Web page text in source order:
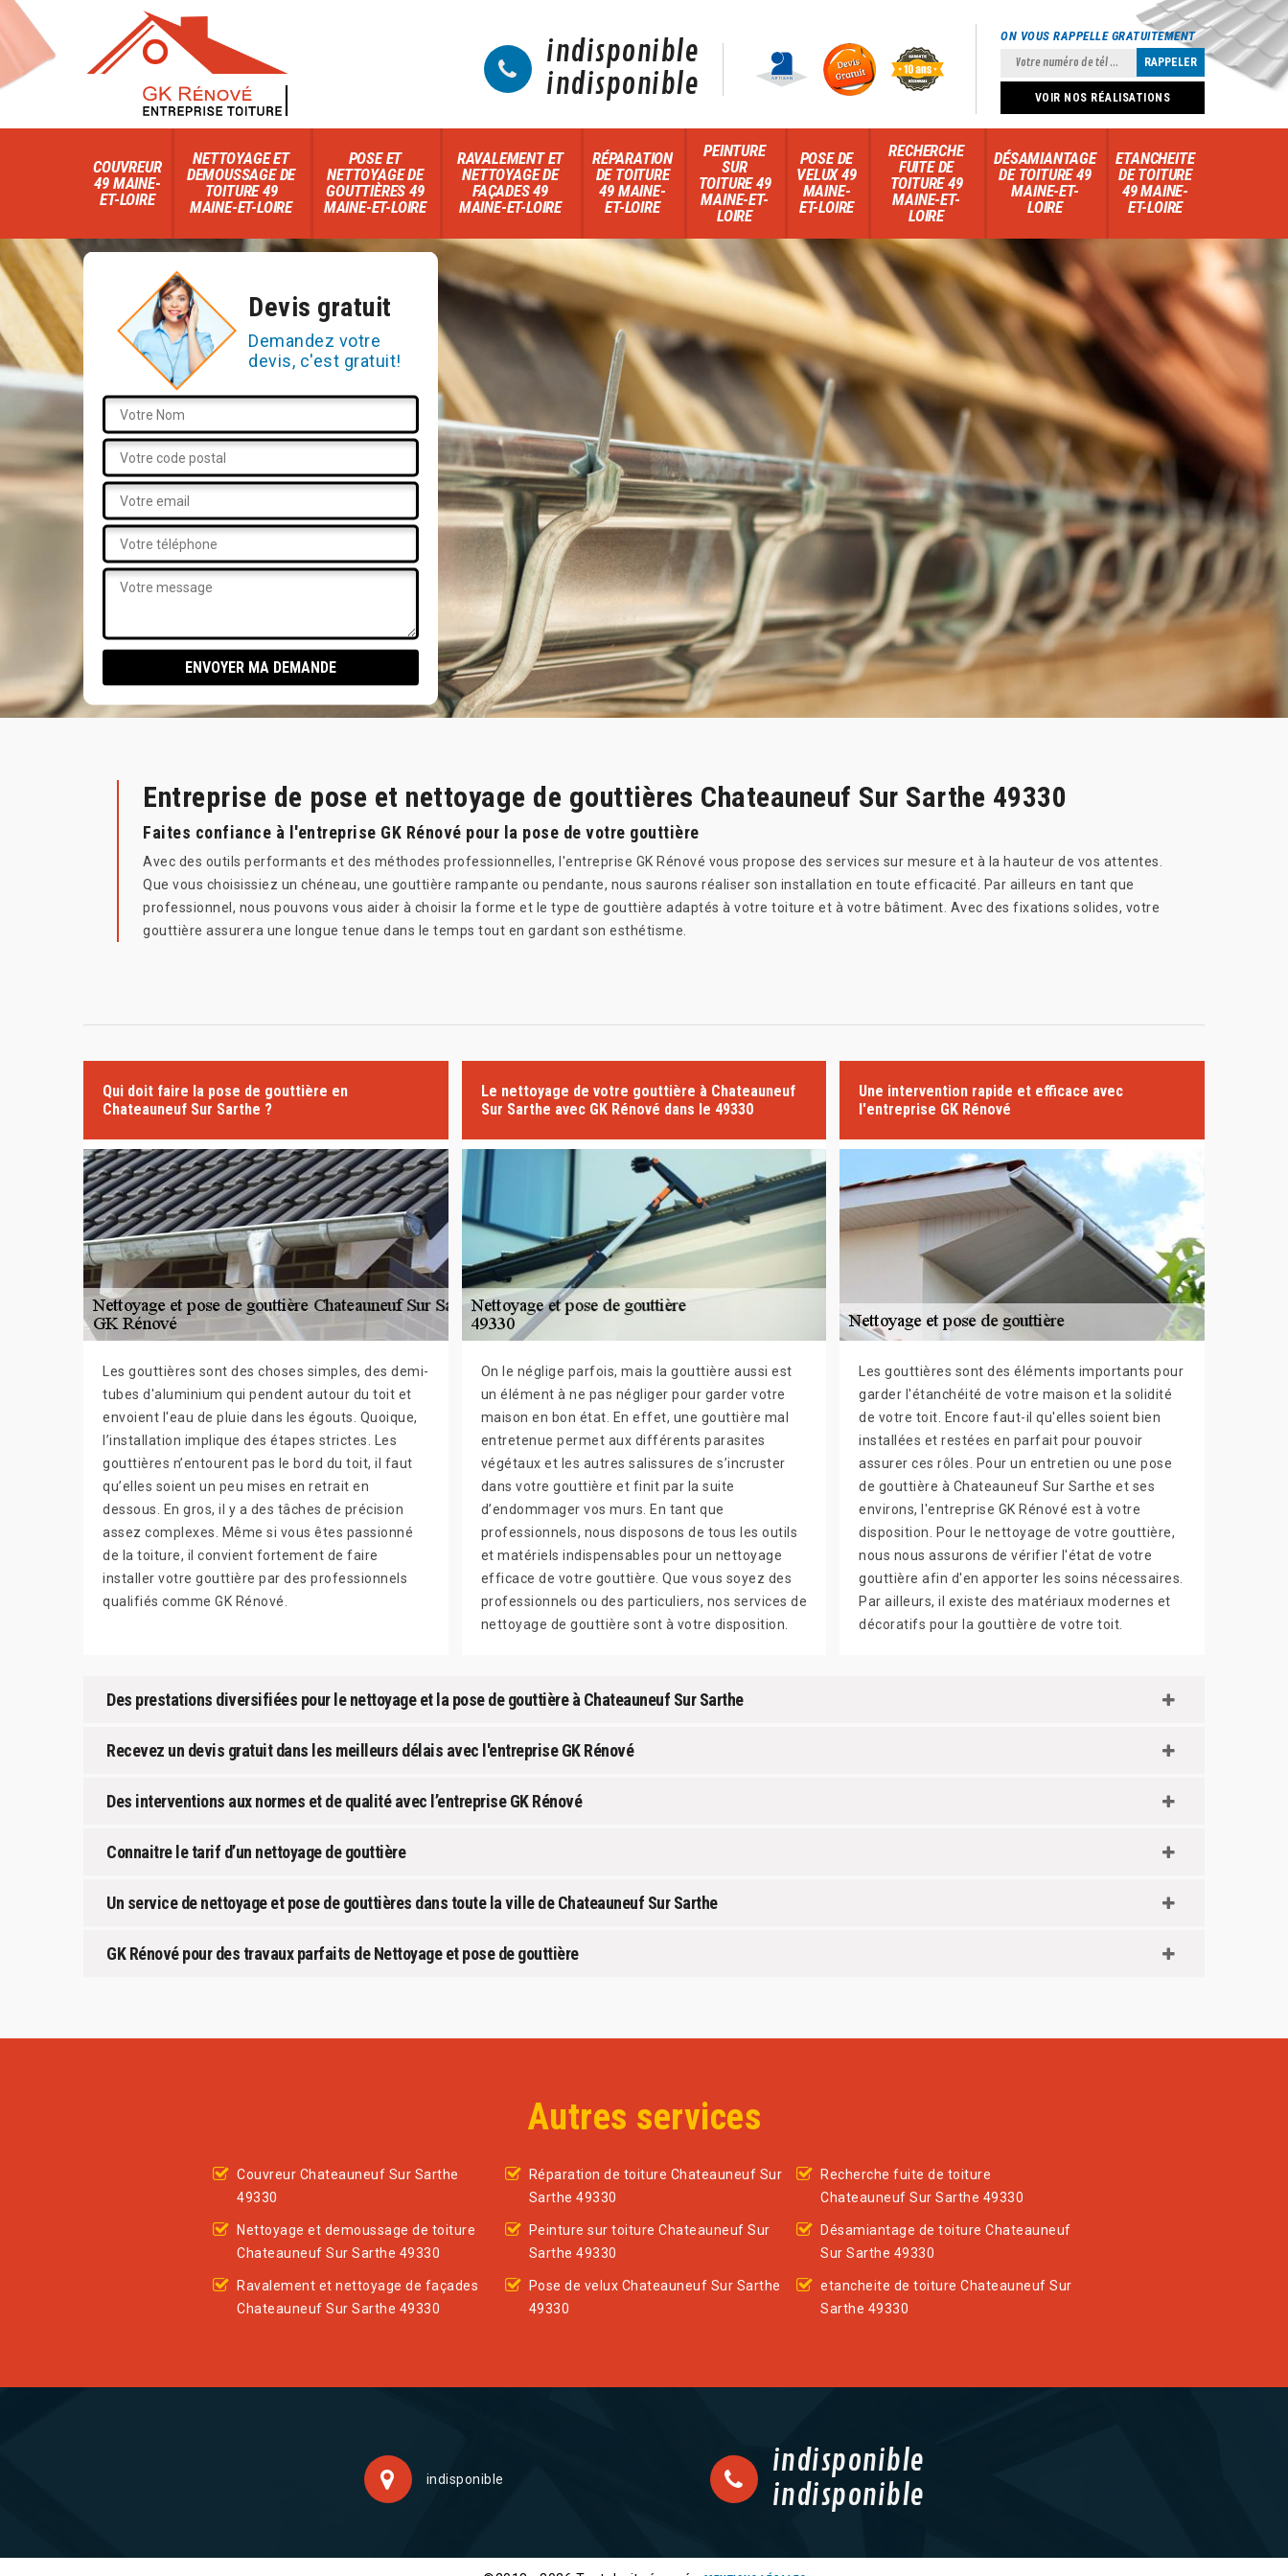
indisponible
indisponible
ON VOUS RAPPELLE GRATUITEMENT
VOIR NOS RÉALISATIONS
COUVREUR
49 MAINE-
ET-LOIRE
NETTOYAGE ET
DEMOUSSAGE DE
TOITURE 49
MAINE-ET-LOIRE
POSE ET
NETTOYAGE DE
GOUTTIÈRES 49
MAINE-ET-LOIRE
RAVALEMENT ET
NETTOYAGE DE
FAÇADES 49
MAINE-ET-LOIRE
RÉPARATION
DE TOITURE
49 MAINE-
ET-LOIRE
PEINTURE
SUR
TOITURE 49
MAINE-ET-
LOIRE
POSE DE
VELUX 49
MAINE-
ET-LOIRE
RECHERCHE
FUITE DE
TOITURE 49
MAINE-ET-
LOIRE
DÉSAMIANTAGE
DE TOITURE 49
MAINE-ET-
LOIRE
ETANCHEITE
DE TOITURE
49 MAINE-
ET-LOIRE
Devis gratuit
Demandez votre
devis, c'est gratuit!
Entreprise de pose et nettoyage de gouttières Chateauneuf Sur Sarthe 49330
Faites confiance à l'entreprise GK Rénové pour la pose de votre gouttière
Avec des outils performants et des méthodes professionnelles, l'entreprise GK Rénové vous propose des services sur mesure et à la hauteur de vos attentes.
Que vous choisissiez un chéneau, une gouttière rampante ou pendante, nous saurons réaliser son installation en toute efficacité. Par ailleurs en tant que
professionnel, nous pouvons vous aider à choisir la forme et le type de gouttière adaptés à votre toiture et à votre bâtiment. Avec des fixations solides, votre
gouttière assurera une longue tenue dans le temps tout en gardant son esthétisme.
Qui doit faire la pose de gouttière en
Chateauneuf Sur Sarthe ?
Les gouttières sont des choses simples, des demi-
tubes d'aluminium qui pendent autour du toit et
envoient l'eau de pluie dans les égouts. Quoique,
l’installation implique des étapes strictes. Les
gouttières n’entourent pas le bord du toit, il faut
qu’elles soient un peu mises en retrait en
dessous. En gros, il y a des tâches de précision
assez complexes. Même si vous êtes passionné
de la toiture, il convient fortement de faire
installer votre gouttière par des professionnels
qualifiés comme GK Rénové.
Le nettoyage de votre gouttière à Chateauneuf
Sur Sarthe avec GK Rénové dans le 49330
On le néglige parfois, mais la gouttière aussi est
un élément à ne pas négliger pour garder votre
maison en bon état. En effet, une gouttière mal
entretenue permet aux différents parasites
végétaux et les autres salissures de s’incruster
dans votre gouttière et finit par la suite
d’endommager vos murs. En tant que
professionnels, nous disposons de tous les outils
et matériels indispensables pour un nettoyage
efficace de votre gouttière. Que vous soyez des
professionnels ou des particuliers, nos services de
nettoyage de gouttière sont à votre disposition.
Une intervention rapide et efficace avec
l'entreprise GK Rénové
Les gouttières sont des éléments importants pour
garder l'étanchéité de votre maison et la solidité
de votre toit. Encore faut-il qu'elles soient bien
installées et restées en parfait pour pouvoir
assurer ces rôles. Pour un entretien ou une pose
de gouttière à Chateauneuf Sur Sarthe et ses
environs, l'entreprise GK Rénové est à votre
disposition. Pour le nettoyage de votre gouttière,
nous nous assurons de vérifier l'état de votre
gouttière afin d'en apporter les soins nécessaires.
Par ailleurs, il existe des matériaux modernes et
décoratifs pour la gouttière de votre toit.
Des prestations diversifiées pour le nettoyage et la pose de gouttière à Chateauneuf Sur Sarthe
Recevez un devis gratuit dans les meilleurs délais avec l'entreprise GK Rénové
Des interventions aux normes et de qualité avec l’entreprise GK Rénové
Connaitre le tarif d’un nettoyage de gouttière
Un service de nettoyage et pose de gouttières dans toute la ville de Chateauneuf Sur Sarthe
GK Rénové pour des travaux parfaits de Nettoyage et pose de gouttière
Autres services
Couvreur Chateauneuf Sur Sarthe
49330
Nettoyage et demoussage de toiture
Chateauneuf Sur Sarthe 49330
Ravalement et nettoyage de façades
Chateauneuf Sur Sarthe 49330
Réparation de toiture Chateauneuf Sur
Sarthe 49330
Peinture sur toiture Chateauneuf Sur
Sarthe 49330
Pose de velux Chateauneuf Sur Sarthe
49330
Recherche fuite de toiture
Chateauneuf Sur Sarthe 49330
Désamiantage de toiture Chateauneuf
Sur Sarthe 49330
etancheite de toiture Chateauneuf Sur
Sarthe 49330
indisponible
indisponible
indisponible